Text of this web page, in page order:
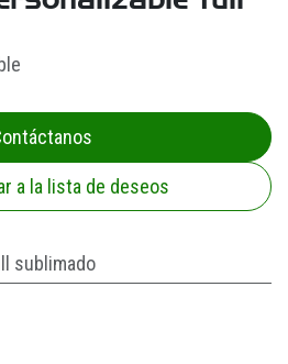
a la lista de deseos
sublimado